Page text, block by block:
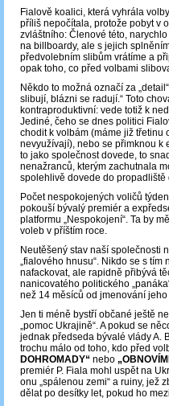
Fialově koalici, která vyhrála
příliš nepočítala, protože pobyt v
zvláštního: Členové této,
na billboardy, ale s jejich
předvolebním slibům vrátíme a
opak toho, co před volbami
Někdo to možná označí za
slibují, blázni se radují.“ Toto
kontraproduktivní: vede totiž k
Jediné, čeho se dnes politici
chodit k volbám (máme již
nevyužívají), nebo se přimknou k
to jako společnost dovede, to
nenažranců, kterým zachutnala
spolehlivě dovede do propadliště
Počet nespokojených voličů
pokouší bývalý premiér a
platformu „Nespokojení“. Ta by
voleb v příštím roce.
Neutěšený stav naší společnosti
„fialového hnusu“. Nikdo se s
nafackovat, ale rapidně přibývá
nanicovatého politického
než 14 měsíců od jmenování
Jen ti méně bystří občané ještě
„pomoc Ukrajině“. A pokud se
jednak předseda bývalé vlády A.
trochu málo od toho, kdo před
DOHROMADY“ nebo
premiér P. Fiala mohl uspět na
onu „spálenou zemi“ a ruiny, jež
dělat po desítky let, pokud ho